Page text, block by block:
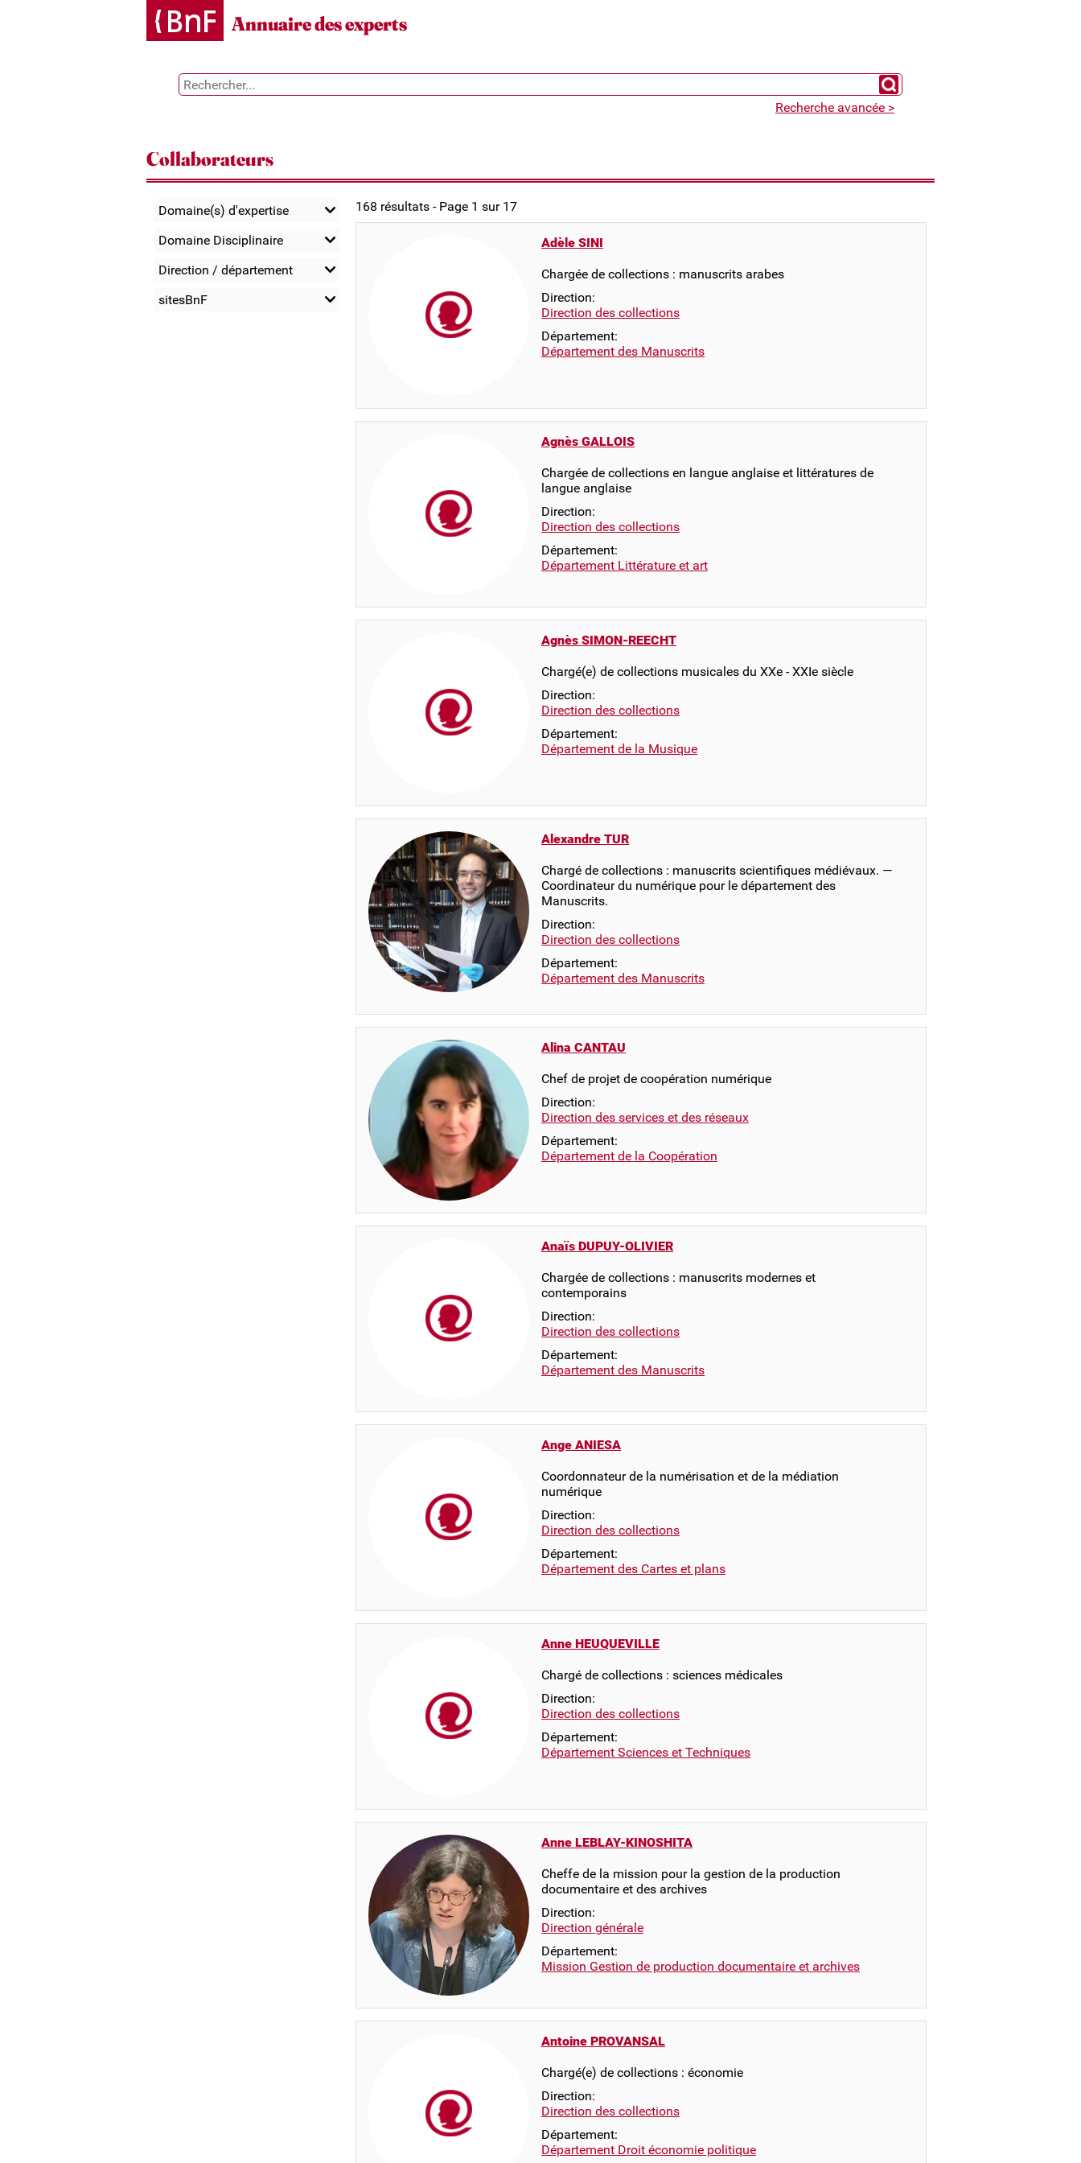
Annuaire des experts
Chercher un expert
Recherche avancée >
Collaborateurs
Domaine(s) d'expertise
Domaine Disciplinaire
Direction / département
sitesBnF
168 résultats - Page 1 sur 17
Adèle SINI
Chargée de collections : manuscrits arabes
Direction:
Direction des collections
Département:
Département des Manuscrits
Agnès GALLOIS
Chargée de collections en langue anglaise et littératures de
langue anglaise
Direction:
Direction des collections
Département:
Département Littérature et art
Agnès SIMON-REECHT
Chargé(e) de collections musicales du XXe - XXIe siècle
Direction:
Direction des collections
Département:
Département de la Musique
Alexandre TUR
Chargé de collections : manuscrits scientifiques médiévaux. —
Coordinateur du numérique pour le département des
Manuscrits.
Direction:
Direction des collections
Département:
Département des Manuscrits
Alina CANTAU
Chef de projet de coopération numérique
Direction:
Direction des services et des réseaux
Département:
Département de la Coopération
Anaïs DUPUY-OLIVIER
Chargée de collections : manuscrits modernes et
contemporains
Direction:
Direction des collections
Département:
Département des Manuscrits
Ange ANIESA
Coordonnateur de la numérisation et de la médiation
numérique
Direction:
Direction des collections
Département:
Département des Cartes et plans
Anne HEUQUEVILLE
Chargé de collections : sciences médicales
Direction:
Direction des collections
Département:
Département Sciences et Techniques
Anne LEBLAY-KINOSHITA
Cheffe de la mission pour la gestion de la production
documentaire et des archives
Direction:
Direction générale
Département:
Mission Gestion de production documentaire et archives
Antoine PROVANSAL
Chargé(e) de collections : économie
Direction:
Direction des collections
Département:
Département Droit économie politique